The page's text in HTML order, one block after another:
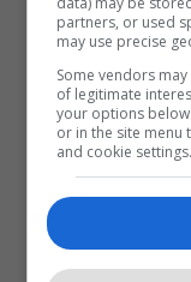
Rezerva Federale
partners, or used
may use precise
Some vendors
of legitimate
your options
or in the site menu
and cookie settings.